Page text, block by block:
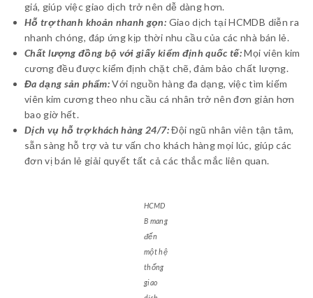
giá, giúp việc giao dịch trở nên dễ dàng hơn.
Hỗ trợ thanh khoản nhanh gọn: Giao dịch tại HCMDB diễn ra
nhanh chóng, đáp ứng kịp thời nhu cầu của các nhà bán lẻ.
Chất lượng đồng bộ với giấy kiểm định quốc tế:Mọi viên kim
cương đều được kiểm định chặt chẽ, đảm bảo chất lượng.
Đa dạng sản phẩm:Với nguồn hàng đa dạng, việc tìm kiếm
viên kim cương theo nhu cầu cá nhân trở nên đơn giản hơn
bao giờ hết.
Dịch vụ hỗ trợ khách hàng 24/7:Đội ngũ nhân viên tận tâm,
sẵn sàng hỗ trợ và tư vấn cho khách hàng mọi lúc, giúp các
đơn vị bán lẻ giải quyết tất cả các thắc mắc liên quan.
HCMD
B mang
đến
một hệ
thống
giao